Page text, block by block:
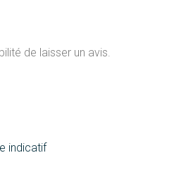
de laisser un avis.